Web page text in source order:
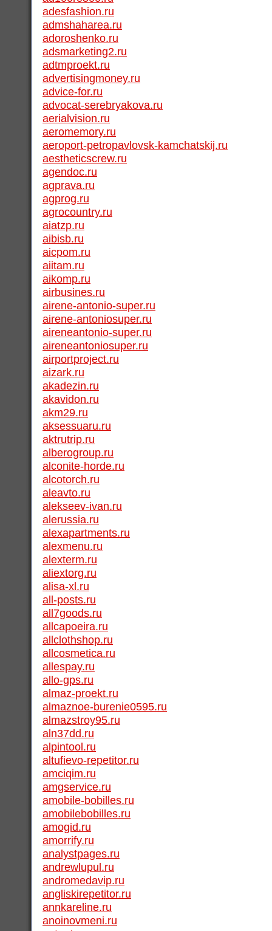
adesfashion.ru
admshaharea.ru
adoroshenko.ru
adsmarketing2.ru
adtmproekt.ru
advertisingmoney.ru
advice-for.ru
advocat-serebryakova.ru
aerialvision.ru
aeromemory.ru
aeroport-petropavlovsk-kamchatskij.ru
aestheticscrew.ru
agendoc.ru
agprava.ru
agprog.ru
agrocountry.ru
aiatzp.ru
aibisb.ru
aicpom.ru
aiitam.ru
aikomp.ru
airbusines.ru
airene-antonio-super.ru
airene-antoniosuper.ru
aireneantonio-super.ru
aireneantoniosuper.ru
airportproject.ru
aizark.ru
akadezin.ru
akavidon.ru
akm29.ru
aksessuaru.ru
aktrutrip.ru
alberogroup.ru
alconite-horde.ru
alcotorch.ru
aleavto.ru
alekseev-ivan.ru
alerussia.ru
alexapartments.ru
alexmenu.ru
alexterm.ru
aliextorg.ru
alisa-xl.ru
all-posts.ru
all7goods.ru
allcapoeira.ru
allclothshop.ru
allcosmetica.ru
allespay.ru
allo-gps.ru
almaz-proekt.ru
almaznoe-burenie0595.ru
almazstroy95.ru
aln37dd.ru
alpintool.ru
altufievo-repetitor.ru
amciqim.ru
amgservice.ru
amobile-bobilles.ru
amobilebobilles.ru
amogid.ru
amorrify.ru
analystpages.ru
andrewlupul.ru
andromedavip.ru
angliskirepetitor.ru
annkareline.ru
anoinovmeni.ru